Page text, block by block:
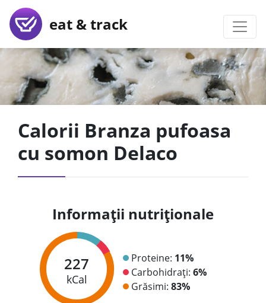
eat & track
Calorii Branza pufoasa
cu somon Delaco
Informații nutriționale
227
kCal
Proteine: 11%
Carbohidrați: 6%
Grăsimi: 83%